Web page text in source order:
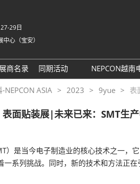
29日
心（宝安）
展商名录
同期活动
NEPCON ASIA 2025同期
具身智能拆解区2025回顾
英国-深圳创新工作坊
NEPCON越南
NEPCON
ASIA 2023 9yue 表
表面贴装展|未来已来：SMT生
是当今电子制造业的核心技术之一，
系列挑战。同时，新的技术和方法正